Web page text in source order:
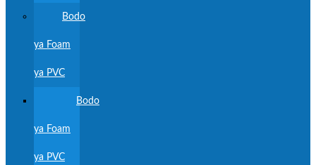
Bodo
ya Foam
ya PVC
Bodo
ya Foam
ya PVC